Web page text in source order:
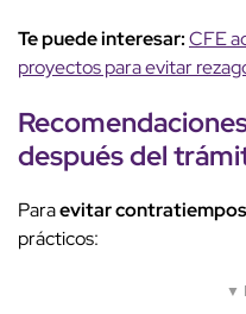
Te puede interesar:CFE
proyectos para evitar
despuésdel
Paraevitar contratiempos
prácticos:
▼